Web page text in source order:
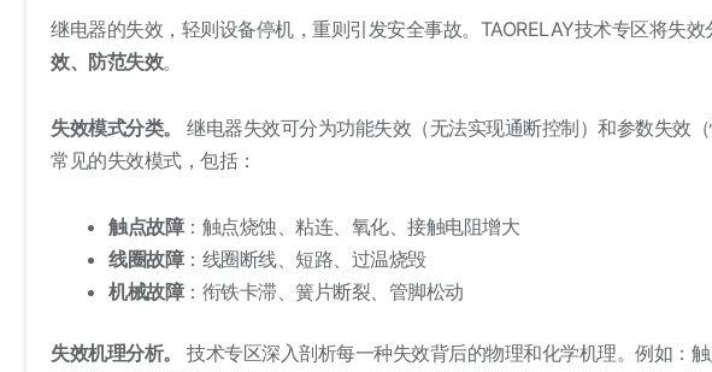
继电器的失效，轻则设备停机，重则引发安全事故。TAORELAY技术专区将失
效、防范失效。
失效模式分类。
继电器失效可分为功能失效（无法实现通断控制）和参数失效
常见的失效模式，包括：
触点故障：触点烧蚀、粘连、氧化、接触电阻增大
线圈故障：线圈断线、短路、过温烧毁
机械故障：衔铁卡滞、簧片断裂、管脚松动
失效机理分析。 技术专区深入剖析每一种失效背后的物理和化学机理。例如：